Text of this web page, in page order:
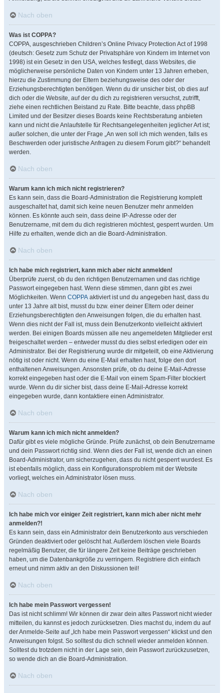
Nach oben
Was ist COPPA?
COPPA, ausgeschrieben Children’s Online Privacy Protection Act of 1998
(deutsch: Gesetz zum Schutz der Privatsphäre von Kindern im Internet von
1998) ist ein Gesetz in den USA, welches festlegt, dass Websites, die
möglicherweise persönliche Daten von Kindern unter 13 Jahren erheben,
hierzu die Zustimmung der Eltern beziehungsweise des oder der
Erziehungsberechtigten benötigen. Wenn du dir unsicher bist, ob dies auf
dich oder die Website, auf der du dich zu registrieren versuchst, zutrifft,
ziehe einen rechtlichen Beistand zu Rate. Bitte beachte, dass phpBB
Limited und der Besitzer dieses Boards keine Rechtsberatung anbieten
kann und nicht die Anlaufstelle für Rechtsangelegenheiten jeglicher Art ist;
außer solchen, die unter der Frage „An wen soll ich mich wenden, falls es
Beschwerden oder juristische Anfragen zu diesem Forum gibt?“ behandelt
werden.
Nach oben
Warum kann ich mich nicht registrieren?
Es kann sein, dass die Board-Administration die Registrierung komplett
ausgeschaltet hat, damit sich keine neuen Benutzer mehr anmelden
können. Es könnte auch sein, dass deine IP-Adresse oder der
Benutzername, mit dem du dich registrieren möchtest, gesperrt wurden. Um
Hilfe zu erhalten, wende dich an die Board-Administration.
Nach oben
Ich habe mich registriert, kann mich aber nicht anmelden!
Überprüfe zuerst, ob du den richtigen Benutzernamen und das richtige
Passwort eingegeben hast. Wenn diese stimmen, dann gibt es zwei
Möglichkeiten. Wenn COPPA aktiviert ist und du angegeben hast, dass du
unter 13 Jahre alt bist, musst du bzw. einer deiner Eltern oder deiner
Erziehungsberechtigten den Anweisungen folgen, die du erhalten hast.
Wenn dies nicht der Fall ist, muss dein Benutzerkonto vielleicht aktiviert
werden. Bei einigen Boards müssen alle neu angemeldeten Mitglieder erst
freigeschaltet werden – entweder musst du dies selbst erledigen oder ein
Administrator. Bei der Registrierung wurde dir mitgeteilt, ob eine Aktivierung
nötig ist oder nicht. Wenn du eine E-Mail erhalten hast, folge den dort
enthaltenen Anweisungen. Ansonsten prüfe, ob du deine E-Mail-Adresse
korrekt eingegeben hast oder die E-Mail von einem Spam-Filter blockiert
wurde. Wenn du dir sicher bist, dass deine E-Mail-Adresse korrekt
eingegeben wurde, dann kontaktiere einen Administrator.
Nach oben
Warum kann ich mich nicht anmelden?
Dafür gibt es viele mögliche Gründe. Prüfe zunächst, ob dein Benutzername
und dein Passwort richtig sind. Wenn dies der Fall ist, wende dich an einen
Board-Administrator, um sicherzugehen, dass du nicht gesperrt wurdest. Es
ist ebenfalls möglich, dass ein Konfigurationsproblem mit der Website
vorliegt, welches ein Administrator lösen muss.
Nach oben
Ich habe mich vor einiger Zeit registriert, kann mich aber nicht mehr
anmelden?!
Es kann sein, dass ein Administrator dein Benutzerkonto aus verschieden
Gründen deaktiviert oder gelöscht hat. Außerdem löschen viele Boards
regelmäßig Benutzer, die für längere Zeit keine Beiträge geschrieben
haben, um die Datenbankgröße zu verringern. Registriere dich einfach
erneut und nimm aktiv an den Diskussionen teil!
Nach oben
Ich habe mein Passwort vergessen!
Das ist nicht schlimm! Wir können dir zwar dein altes Passwort nicht wieder
mitteilen, du kannst es jedoch zurücksetzen. Dies machst du, indem du auf
der Anmelde-Seite auf „Ich habe mein Passwort vergessen“ klickst und den
Anweisungen folgst. So solltest du dich schnell wieder anmelden können.
Solltest du trotzdem nicht in der Lage sein, dein Passwort zurückzusetzen,
so wende dich an die Board-Administration.
Nach oben